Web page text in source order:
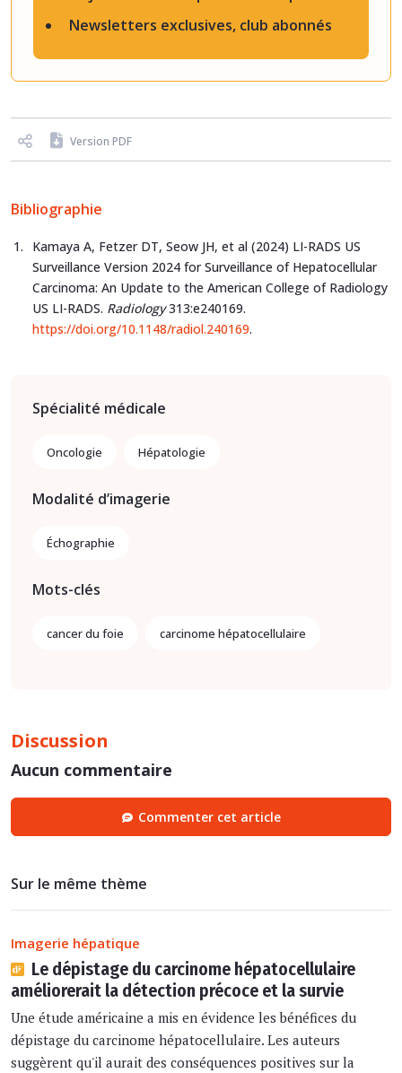
Newsletters exclusives, club abonnés
Version PDF
Bibliographie
Kamaya A, Fetzer DT, Seow JH, et al (2024) LI-RADS US
Surveillance Version 2024 for Surveillance of Hepatocellular
Carcinoma: An Update to the American College of Radiology
US LI-RADS. Radiology313:e240169.
https://doi.org/10.1148/radiol.240169.
Spécialité médicale
Oncologie Hépatologie
Modalité d’imagerie
Échographie
Mots-clés
cancer du foie carcinome hépatocellulaire
Discussion
Aucun commentaire
Commenter cet article
Sur le même thème
Imagerie hépatique
Le dépistage du carcinome hépatocellulaire
améliorerait la détection précoce et la survie
Une étude américaine a mis en évidence les bénéfices du
dépistage du carcinome hépatocellulaire. Les auteurs
suggèrent qu'il aurait des conséquences positives sur la